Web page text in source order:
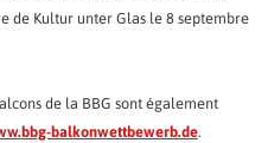
de Kultur unter Glas le 8 septembre
de la BBG sont également
balkonwettbewerb.de.